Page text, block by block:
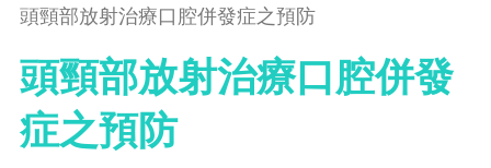
頭頸部放射治療口腔併發症之預防
頭頸部放射治療口腔併發
症之預防